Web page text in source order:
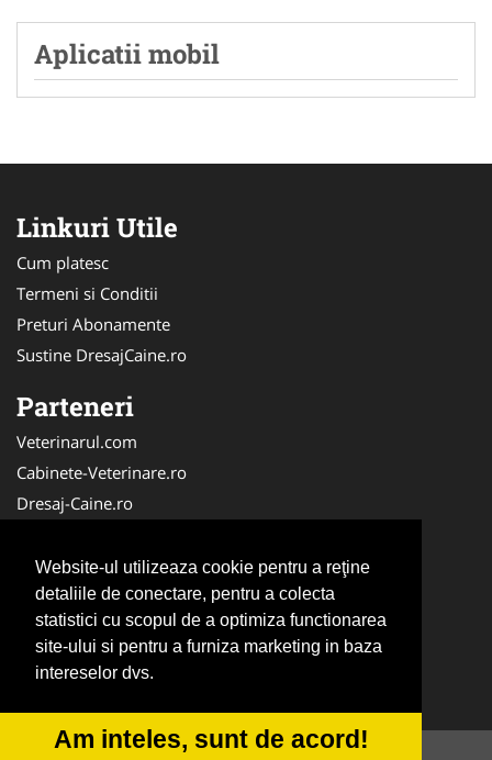
Website-ul utilizeaza cookie pentru a reţine
detaliile de conectare, pentru a colecta
statistici cu scopul de a optimiza functionarea
site-ului si pentru a furniza marketing in baza
intereselor dvs.
Am inteles, sunt de acord!
Aplicatii mobil
Linkuri Utile
Cum platesc
Termeni si Conditii
Preturi Abonamente
Sustine DresajCaine.ro
Parteneri
Veterinarul.com
Cabinete-Veterinare.ro
Dresaj-Caine.ro
Medic-Bun.com
SalonFrizerieCanina.com
DresajCaine.ro
NonStopDeschis.ro